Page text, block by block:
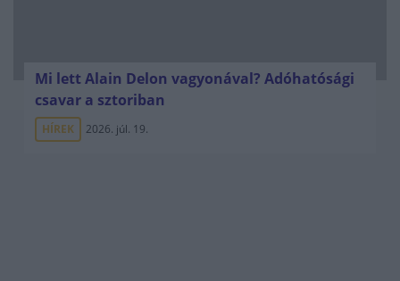
Mi lett Alain Delon vagyonával? Adóhatósági
csavar a sztoriban
HÍREK 2026. júl. 19.